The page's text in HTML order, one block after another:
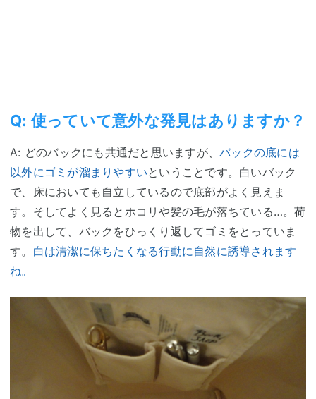
Q: 使っていて意外な発見はありますか？
A: どのバックにも共通だと思いますが、 バックの底には
以外にゴミが溜まりやすいということです。白いバック
で、床においても自立しているので底部がよく見えま
す。そしてよく見るとホコリや髪の毛が落ちている…。荷
物を出して、バックをひっくり返してゴミをとっていま
す。 白は清潔に保ちたくなる行動に自然に誘導されます
ね。